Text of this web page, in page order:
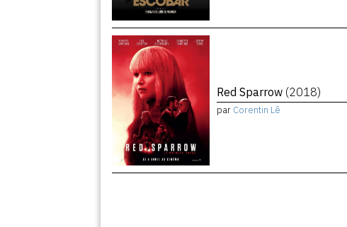
Red Sparrow (2018)
par Corentin Lê